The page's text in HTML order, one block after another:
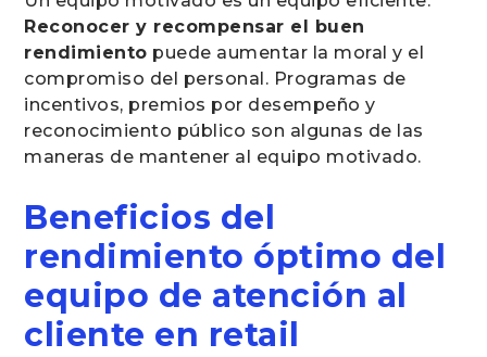
Reconocer y recompensar el buen
rendimiento puede aumentar la moral y el
compromiso del personal. Programas de
incentivos, premios por desempeño y
reconocimiento público son algunas de las
maneras de mantener al equipo motivado.
Beneficios del
rendimiento óptimo del
equipo de atención al
cliente en retail